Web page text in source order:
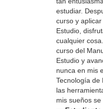
estudiar.
curso y
Estudio,
cualquier
curso del
Estudio y
nunca en mis
Tecnología de
las
mis sueños se